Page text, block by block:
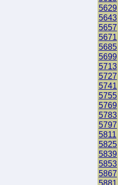
5629
5643
5657
5671
5685
5699
5713
5727
5741
5755
5769
5783
5797
5811
5825
5839
5853
5867
5881